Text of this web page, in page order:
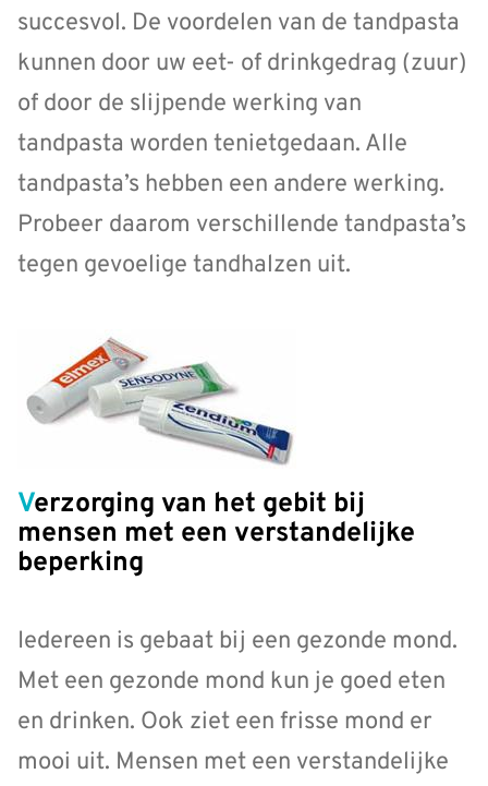
succesvol. De voordelen van de tandpasta
kunnen door uw eet- of drinkgedrag (zuur)
of door de slijpende werking van
tandpasta worden tenietgedaan. Alle
tandpasta’s hebben een andere werking.
Probeer daarom verschillende tandpasta’s
tegen gevoelige tandhalzen uit.
Verzorging van het gebit bij
mensen met een verstandelijke
beperking
Iedereen is gebaat bij een gezonde mond.
Met een gezonde mond kun je goed eten
en drinken. Ook ziet een frisse mond er
mooi uit. Mensen met een verstandelijke